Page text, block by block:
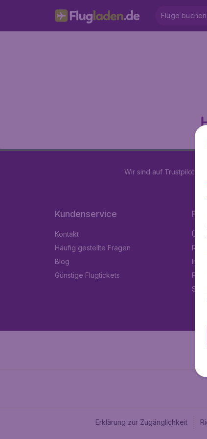
Flüge buchen
Wir sind auf Trustpilot mit
Kundenservice
Kontakt
Häufig gestellte Fragen
Blog
Günstige Flugtickets
Erklärung zur Zugänglichkeit